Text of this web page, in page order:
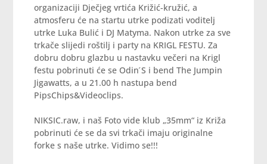
organizaciji Dječjeg vrtića Križić-kružić, a
atmosferu će na startu utrke podizati voditelj
utrke Luka Bulić i DJ Matyma. Nakon utrke za sve
trkače slijedi roštilj i party na KRIGL FESTU. Za
dobru dobru glazbu u nastavku večeri na Krigl
festu pobrinuti će se Odin ́S i bend The Jumpin
Jigawatts, a u 21.00 h nastupa bend
PipsChips&Videoclips.
NIKSIC.raw, i naš Foto vide klub „35mm“ iz Križa
pobrinuti će se da svi trkači imaju originalne
forke s naše utrke. Vidimo se!!!